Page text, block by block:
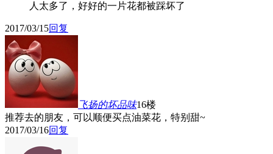
人太多了，好好的一片花都被踩坏了
2017/03/15回复
飞扬的坏品味16楼
推荐去的朋友，可以顺便买点油菜花，特别甜~
2017/03/16回复